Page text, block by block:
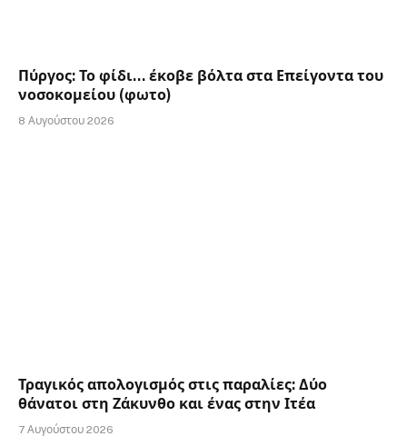
Πύργος: Το φίδι… έκοβε βόλτα στα Επείγοντα του
νοσοκομείου (φωτο)
8 Αυγούστου 2026
Τραγικός απολογισμός στις παραλίες: Δύο
θάνατοι στη Ζάκυνθο και ένας στην Ιτέα
7 Αυγούστου 2026